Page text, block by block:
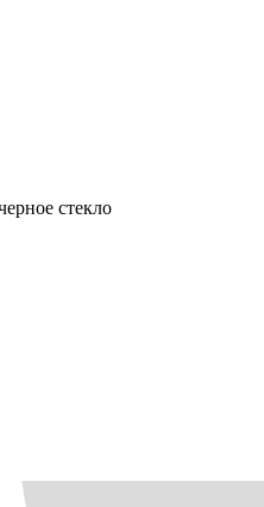
стекло